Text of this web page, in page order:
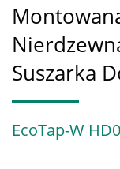
Suszarka
EcoTap-W